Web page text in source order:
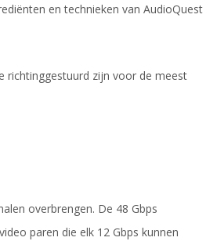
en technieken van AudioQuest
richtinggestuurd zijn voor de meest
overbrengen. De 48 Gbps
paren die elk 12 Gbps kunnen